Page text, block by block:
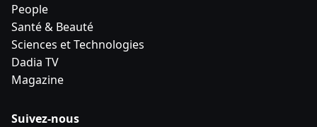
People
Santé & Beauté
Sciences et Technologies
Dadia TV
Magazine
Suivez-nous